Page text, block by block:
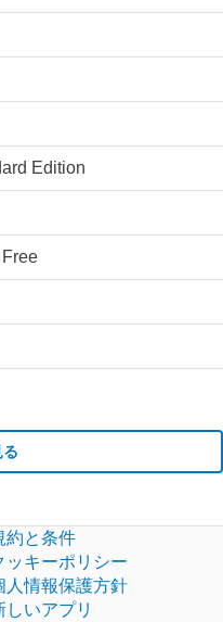
Edition
る
約と条件
ッキーポリシー
人情報保護方針
しいアプリ